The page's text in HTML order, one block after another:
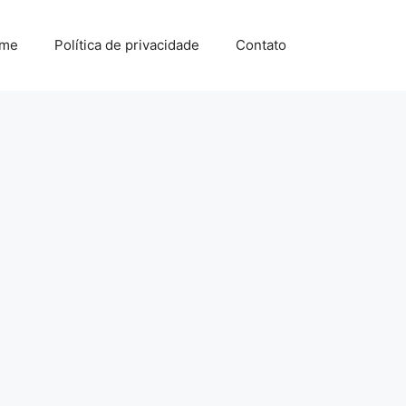
Política de privacidade Contato